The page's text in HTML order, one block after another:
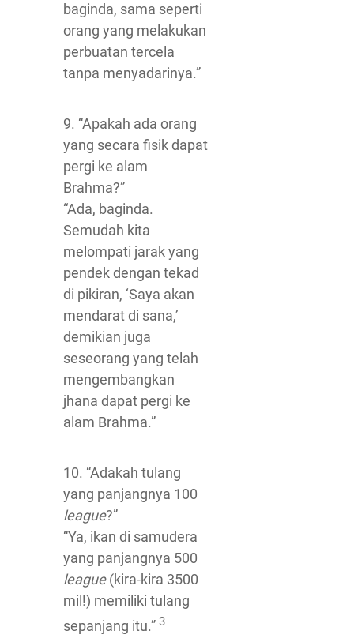
baginda, sama seperti
orang yang melakukan
perbuatan tercela
tanpa menyadarinya.”
9. “Apakah ada orang
yang secara fisik dapat
pergi ke alam
Brahma?”
“Ada, baginda.
Semudah kita
melompati jarak yang
pendek dengan tekad
di pikiran, ‘Saya akan
mendarat di sana,’
demikian juga
seseorang yang telah
mengembangkan
jhana dapat pergi ke
alam Brahma.”
10. “Adakah tulang
yang panjangnya 100
league?”
“Ya, ikan di samudera
yang panjangnya 500
league(kira-kira 3500
mil!) memiliki tulang
sepanjang itu.” 3